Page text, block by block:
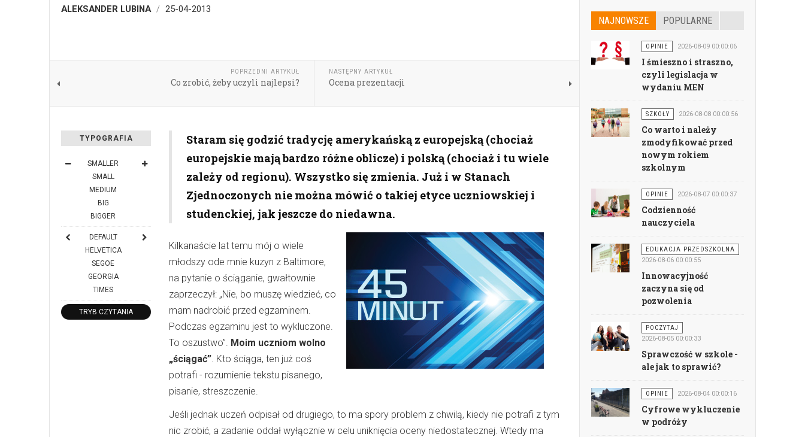
ALEKSANDER LUBINA 25-04-2013
POPRZEDNI ARTYKUŁ
Co zrobić, żeby uczyli najlepsi?
NASTĘPNY ARTYKUŁ
Ocena prezentacji
TYPOGRAFIA
SMALLER
SMALL
MEDIUM
BIG
BIGGER
DEFAULT
HELVETICA
SEGOE
GEORGIA
TIMES
TRYB CZYTANIA
Staram się godzić tradycję amerykańską z europejską (chociaż
europejskie mają bardzo różne oblicze) i polską (chociaż i tu wiele
zależy od regionu). Wszystko się zmienia. Już i w Stanach
Zjednoczonych nie można mówić o takiej etyce uczniowskiej i
studenckiej, jak jeszcze do niedawna.
Kilkanaście lat temu mój o wiele
młodszy ode mnie kuzyn z Baltimore,
na pytanie o ściąganie, gwałtownie
zaprzeczył: „Nie, bo muszę wiedzieć, co
mam nadrobić przed egzaminem.
Podczas egzaminu jest to wykluczone.
To oszustwo”. Moim uczniom wolno
„ściągać”. Kto ściąga, ten już coś
potrafi - rozumienie tekstu pisanego,
pisanie, streszczenie.
Jeśli jednak uczeń odpisał od drugiego, to ma spory problem z chwilą, kiedy nie potrafi z tym
nic zrobić, a zadanie oddał wyłącznie w celu uniknięcia oceny niedostatecznej. Wtedy ma
NAJNOWSZE POPULARNE
OPINIE 2026-08-09 00:00:06
I śmieszno i straszno,
czyli legislacja w
wydaniu MEN
SZKOŁY 2026-08-08 00:00:56
Co warto i należy
zmodyfikować przed
nowym rokiem
szkolnym
OPINIE 2026-08-07 00:00:37
Codzienność
nauczyciela
EDUKACJA PRZEDSZKOLNA
2026-08-06 00:00:55
Innowacyjność
zaczyna się od
pozwolenia
POCZYTAJ
2026-08-05 00:00:33
Sprawczość w szkole -
ale jak to sprawić?
OPINIE 2026-08-04 00:00:16
Cyfrowe wykluczenie
w podróży